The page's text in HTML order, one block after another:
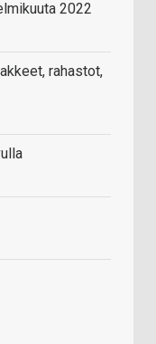
2022
rahastot,